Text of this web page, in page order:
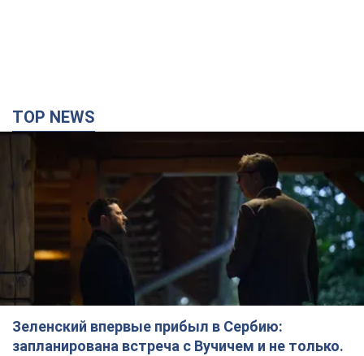
TOP NEWS
Зеленский впервые прибыл в Сербию:
запланирована встреча с Вучичем и не только.